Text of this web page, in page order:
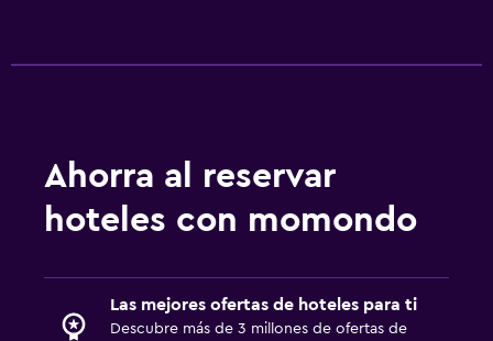
Ahorra al reservar
hoteles con momondo
Las mejores ofertas de hoteles para ti
Descubre más de 3 millones de ofertas de